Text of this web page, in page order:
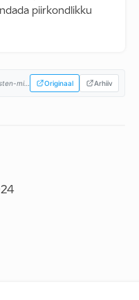
piirkondlikku
err.ee/1609401403/loe-taismahus-kristen-michali-valitsuse-koalitsioonilepe... Originaal Arhiiv